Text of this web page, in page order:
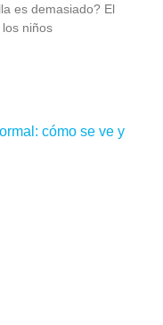
es demasiado? El
niños